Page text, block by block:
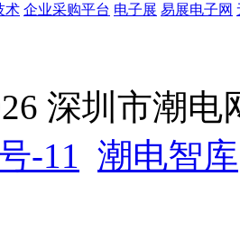
术 企业采购平台 电子展 易展电子网
深圳市潮
-11 潮电智库